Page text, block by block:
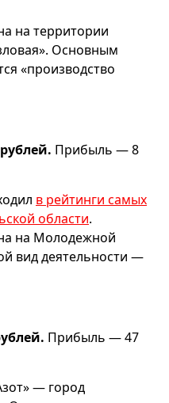
на территории
Основным
«производство
Прибыль — 8
в рейтинги самых
области.
на Молодежной
вид деятельности —
Прибыль — 47
— город